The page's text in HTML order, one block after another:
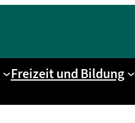
Freizeit und Bildung